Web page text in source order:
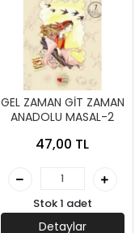
GEL ZAMAN GİT ZAMAN
ANADOLU MASAL-2
47,00 TL
Stok 1 adet
Detaylar